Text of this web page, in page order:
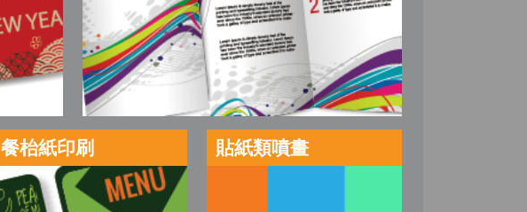
餐枱紙印刷 貼紙類噴畫